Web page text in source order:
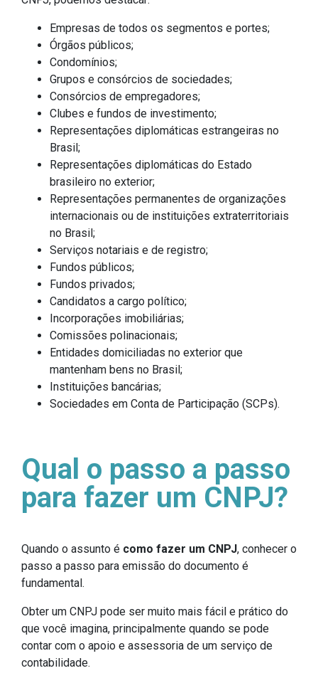
Empresas de todos os segmentos e portes;
Órgãos públicos;
Condomínios;
Grupos e consórcios de sociedades;
Consórcios de empregadores;
Clubes e fundos de investimento;
Representações diplomáticas estrangeiras no
Brasil;
Representações diplomáticas do Estado
brasileiro no exterior;
Representações permanentes de organizações
internacionais ou de instituições extraterritoriais
no Brasil;
Serviços notariais e de registro;
Fundos públicos;
Fundos privados;
Candidatos a cargo político;
Incorporações imobiliárias;
Comissões polinacionais;
Entidades domiciliadas no exterior que
mantenham bens no Brasil;
Instituições bancárias;
Sociedades em Conta de Participação (SCPs).
Qual o passo a passo
para fazer um CNPJ?
Quando o assunto é como fazer um CNPJ, conhecer o
passo a passo para emissão do documento é
fundamental.
Obter um CNPJ pode ser muito mais fácil e prático do
que você imagina, principalmente quando se pode
contar com o apoio e assessoria de um serviço de
contabilidade.